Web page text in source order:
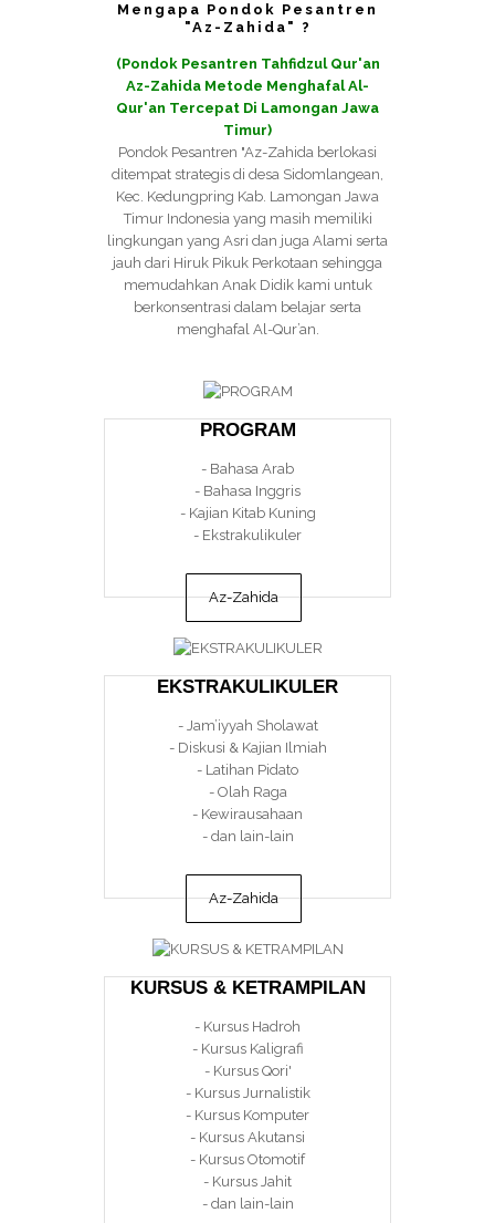
Mengapa Pondok Pesantren
"Az-Zahida" ?
(Pondok Pesantren Tahfidzul Qur'an
Az-Zahida Metode Menghafal Al-
Qur'an Tercepat Di Lamongan Jawa
Timur)
Pondok Pesantren "Az-Zahida berlokasi
ditempat strategis di desa Sidomlangean,
Kec. Kedungpring Kab. Lamongan Jawa
Timur Indonesia yang masih memiliki
lingkungan yang Asri dan juga Alami serta
jauh dari Hiruk Pikuk Perkotaan sehingga
memudahkan Anak Didik kami untuk
berkonsentrasi dalam belajar serta
menghafal Al-Qur’an.
PROGRAM
- Bahasa Arab
- Bahasa Inggris
- Kajian Kitab Kuning
- Ekstrakulikuler
Az-Zahida
EKSTRAKULIKULER
- Jam’iyyah Sholawat
- Diskusi & Kajian Ilmiah
- Latihan Pidato
- Olah Raga
- Kewirausahaan
- dan lain-lain
Az-Zahida
KURSUS & KETRAMPILAN
- Kursus Hadroh
- Kursus Kaligrafi
- Kursus Qori'
- Kursus Jurnalistik
- Kursus Komputer
- Kursus Akutansi
- Kursus Otomotif
- Kursus Jahit
- dan lain-lain